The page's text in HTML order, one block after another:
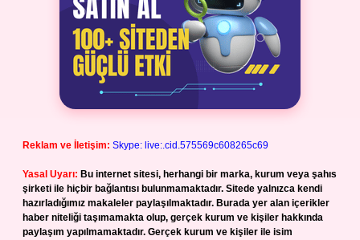
Reklam ve İletişim: Skype: live:.cid.575569c608265c69
Yasal Uyarı: Bu internet sitesi, herhangi bir marka, kurum veya şahıs
şirketi ile hiçbir bağlantısı bulunmamaktadır. Sitede yalnızca kendi
hazırladığımız makaleler paylaşılmaktadır. Burada yer alan içerikler
haber niteliği taşımamakta olup, gerçek kurum ve kişiler hakkında
paylaşım yapılmamaktadır. Gerçek kurum ve kişiler ile isim